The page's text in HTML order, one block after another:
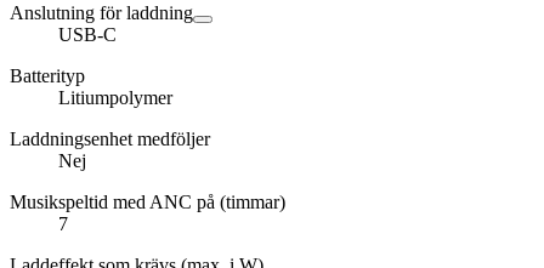
Anslutning för laddning
USB-C
Batterityp
Litiumpolymer
Laddningsenhet medföljer
Nej
Musikspeltid med ANC på (timmar)
7